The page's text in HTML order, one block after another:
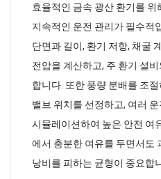
효율적인 금속 광산 환기를
지속적인 운전 관리가 필수적
단면과 길이, 환기 저항, 채굴
전압을 계산하고, 주 환기 설
합니다. 또한 풍량 분배를 조
밸브 위치를 선정하고, 여러
시뮬레이션하여 높은 안전 여
에서 충분한 여유를 두면서도
낭비를 피하는 균형이 중요합